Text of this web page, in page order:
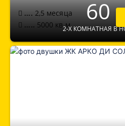
60
2-Х КОМНАТНАЯ В
.... 2,5 месяца
..... 5000 кв.м.